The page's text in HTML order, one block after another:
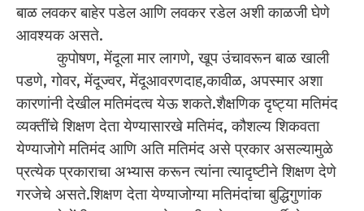
बाळ लवकर बाहेर पडेल आणि लवकर रडेल अशी काळजी घेणे
आवश्‍यक असते.
कुपोषण, मेंदूला मार लागणे, खूप उंचावरून बाळ खाली
पडणे, गोवर, मेंदूज्वर, मेंदूआवरणदाह,कावीळ, अपस्मार अशा
कारणांनी देखील मतिमंदत्व येऊ शकते.शैक्षणिक दृष्ट्या मतिमंद
व्यक्तींचे शिक्षण देता येण्यासारखे मतिमंद, कौशल्य शिकवता
येण्याजोगे मतिमंद आणि अति मतिमंद असे प्रकार असल्यामुळे
प्रत्येक प्रकाराचा अभ्यास करून त्यांना त्यादृष्टीने शिक्षण देणे
गरजेचे असते.शिक्षण देता येण्याजोग्या मतिमंदांचा बुद्धिगुणांक